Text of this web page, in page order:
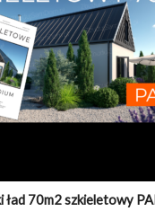
ład 70m2 szkieletowy